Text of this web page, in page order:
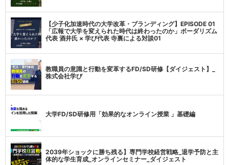
【少子化加速時代の大学改革・ブランディング】EPISODE 01
「広報で大学を変えられた時代は終わったのか」ボーダリズム
代表 酒井氏 × 学び代表 寺裏による対談01
教職員の意識と行動を変革するFD/SD研修【ダイジェスト】_
株式会社学び
大学FD/SD研修用「効果的なオンライン授業 」基礎編
2039年ショックに勝ち残る】専門学校経営戦略_退学予防と主
体的な学生育成_オンラインセミナー_ダイジェスト